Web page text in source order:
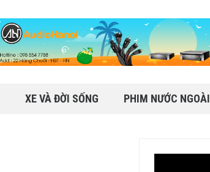
XE VÀ ĐỜI SỐNG PHIM NƯỚC NGOÀI